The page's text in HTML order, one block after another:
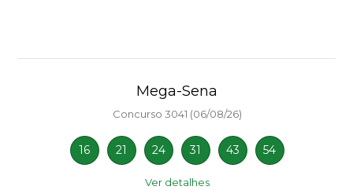
Mega-Sena
Concurso 3041 (06/08/26)
16 21 24 31 43 54
Ver detalhes